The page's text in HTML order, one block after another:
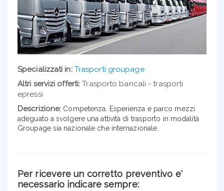
Specializzati in: Trasporti groupage
Altri servizi offerti:Trasporto bancali - trasporti
epressi
Descrizione: Competenza, Esperienza e parco mezzi
adeguato a svolgere una attività di trasporto in modalità
Groupage sia nazionale che internazionale.
Per ricevere un corretto preventivo e'
necessario indicare sempre: